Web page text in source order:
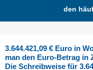
den
3.644.421,09 € Euro in
man den Euro-Betrag in
Die Schreibweise für